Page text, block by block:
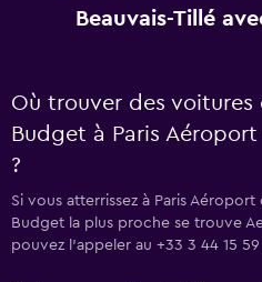
Beauvais-Tillé
Où trouver des voitures
Budget à Paris
?
Si vous atterrissez à Paris Aéroport
Budget la plus proche se trouve
pouvez l’appeler au +33 3 44 15 59